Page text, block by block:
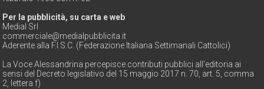
Per la pubblicità, su carta e web
Medial Srl
commerciale@medialpubblicita.it
Aderente alla F.I.S.C. (Federazione Italiana Settimanali Cattolici)
La Voce Alessandrina percepisce contributi pubblici all'editoria ai
sensi del Decreto legislativo del 15 maggio 2017 n. 70, art. 5, comma
2, lettera f)